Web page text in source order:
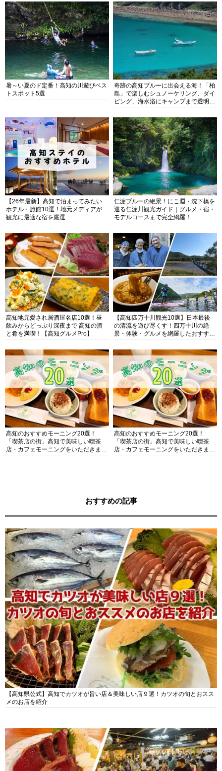
暑～い夏のド定番！高知の川遊びベス
トスポット5選
奇跡の高知ブルーに出会える海！「柏
島」で楽しむシュノーケリング、ダイ
ビング、海水浴にキャンプまで透明度
【26年最新】高知で泊まってみたい
ホテル・旅館10選！地元メディアが
観光に最適な宿を厳選
仁淀ブルーの絶景！にこ淵・沈下橋を
巡る仁淀川観光ガイド｜グルメ・宿・
モデルコースまで完全網羅！
高知地元愛され居酒屋名店10選！昼
飲みからどっぷり深夜まで 高知の酒
と肴を満喫！【高知グルメPro】
【高知四万十川観光10選】日本最後
の清流を遊び尽くす！四万十川の絶
景・体験・グルメを網羅したおすすめ
高知のおすすめモーニング20選！
「喫茶店の街」高知で美味しい喫茶
店・カフェモーニングをいただきま
高知のおすすめモーニング20選！
「喫茶店の街」高知で美味しい喫茶
店・カフェモーニングをいただきま
おすすめの記事
【高知県公式】高知でカツオが旨い店＆美味しい店９選！カツオの旬とおスス
メのお店を紹介